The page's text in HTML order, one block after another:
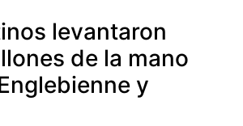
levantaron
de la mano
y